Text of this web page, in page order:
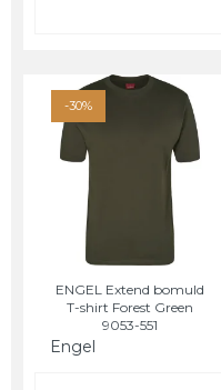
-30%
ENGEL Extend bomuld
T-shirt Forest Green
9053-551
Engel